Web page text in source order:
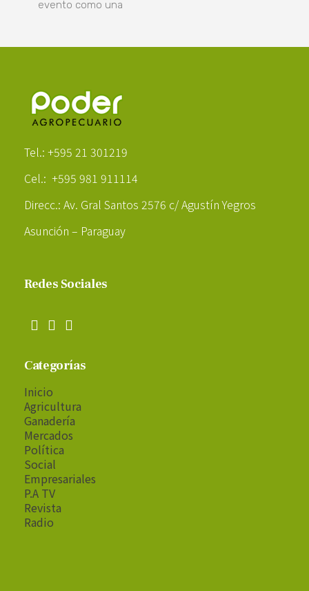
evento como una
Tel.: +595 21 301219
Cel.: +595 981 911114
Direcc.: Av. Gral Santos 2576 c/ Agustín Yegros
Asunción – Paraguay
Redes Sociales
Categorías
Inicio
Agricultura
Ganadería
Mercados
Política
Social
Empresariales
P.A TV
Revista
Radio